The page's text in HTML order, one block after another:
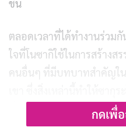
ขึ้น
ตลอดเวลาที่ได้ทำงานร่วม
ใจที่โนซากิใช้ในการสร้างส
คนอื่นๆ ที่มีบทบาทสำคัญใน
ที่แท้จริงของโนซากิ รวมถึง
ดมังงะที่เธอไม่เคยคาดคิด
กดเพื่